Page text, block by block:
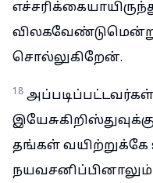
விலகவேண்டுமென்று
சொல்லுகிறேன்.
18
தங்கள்